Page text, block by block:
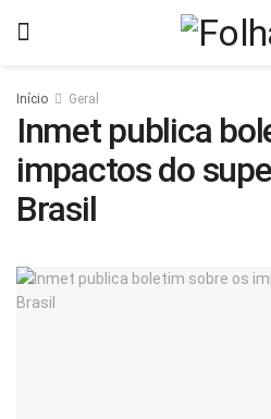
Início Geral
Inmet publica
impactos do
Brasil